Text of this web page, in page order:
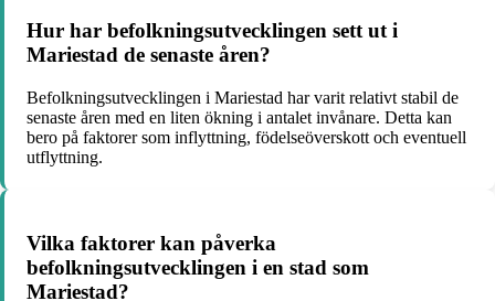
Hur har befolkningsutvecklingen sett ut i
Mariestad de senaste åren?
Befolkningsutvecklingen i Mariestad har varit relativt stabil de
senaste åren med en liten ökning i antalet invånare. Detta kan
bero på faktorer som inflyttning, födelseöverskott och eventuell
utflyttning.
Vilka faktorer kan påverka
befolkningsutvecklingen i en stad som
Mariestad?